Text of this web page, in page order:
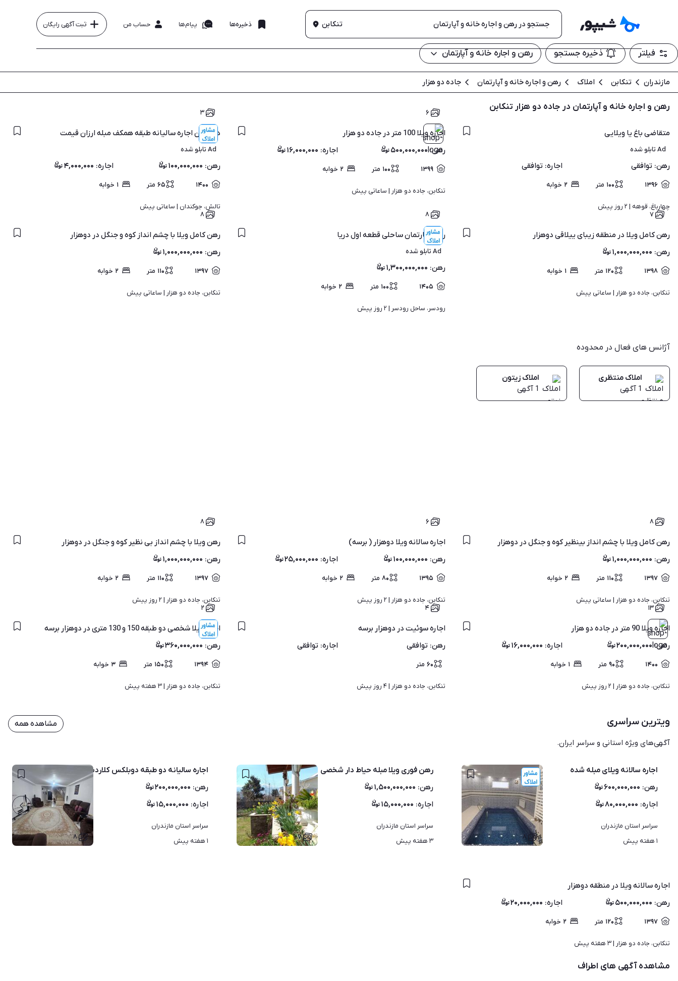
تنکابن ذخیره‌ها پیام‌ها حساب من ثبت آگهی رایگان
فیلتر ذخیره جستجو رهن و اجاره خانه و آپارتمان
مازندران تنکابن املاک رهن و اجاره خانه و آپارتمان جاده دو هزار
رهن و اجاره خانه و آپارتمان در جاده دو هزار تنکابن
متقاضی باغ یا ویلایی
Ad تابلو شده
رهن: توافقی اجاره: توافقی
۱۳۹۶ ۱۰۰ متر ۲ خوابه
چهارباغ، قوهه | ۲ روز پیش
۶
اجاره ویلا 100 متر در جاده دو هزار
رهن: ۵۰۰,۰۰۰,۰۰۰ اجاره: ۱۶,۰۰۰,۰۰۰
۱۳۹۹ ۱۰۰ متر ۲ خوابه
تنکابن، جاده دو هزار | ساعاتی پیش
۳
در گیلان اجاره سالیانه طبقه همکف مبله ارزان قیمت
Ad تابلو شده
رهن: ۱۰۰,۰۰۰,۰۰۰ اجاره: ۴,۰۰۰,۰۰۰
۱۴۰۰ ۶۵ متر ۱ خوابه
تالش، جوکندان | ساعاتی پیش
۷
رهن کامل ویلا در منطقه زیبای ییلاقی دوهزار
رهن: ۱,۰۰۰,۰۰۰,۰۰۰
۱۳۹۸ ۱۲۰ متر ۱ خوابه
تنکابن، جاده دو هزار | ساعاتی پیش
۸
رهن آپارتمان ساحلی قطعه اول دریا
Ad تابلو شده
رهن: ۱,۳۰۰,۰۰۰,۰۰۰
۱۴۰۵ ۱۰۰ متر ۲ خوابه
رودسر، ساحل رودسر | ۲ روز پیش
۸
رهن کامل ویلا با چشم انداز کوه و جنگل در دوهزار
رهن: ۱,۰۰۰,۰۰۰,۰۰۰
۱۳۹۷ ۱۱۰ متر ۲ خوابه
تنکابن، جاده دو هزار | ساعاتی پیش
آژانس های فعال در محدوده
املاک منتظری
1 آگهی
املاک زیتون
1 آگهی
۸
رهن کامل ویلا با چشم انداز بینظیر کوه و جنگل در دوهزار
رهن: ۱,۰۰۰,۰۰۰,۰۰۰
۱۳۹۷ ۱۱۰ متر ۲ خوابه
تنکابن، جاده دو هزار | ساعاتی پیش
۶
اجاره سالانه ویلا دوهزار ( برسه)
رهن: ۱۰۰,۰۰۰,۰۰۰ اجاره: ۲۵,۰۰۰,۰۰۰
۱۳۹۵ ۸۰ متر ۲ خوابه
تنکابن، جاده دو هزار | ۲ روز پیش
۸
رهن ویلا با چشم انداز بی نظیر کوه و جنگل در دوهزار
رهن: ۱,۰۰۰,۰۰۰,۰۰۰
۱۳۹۷ ۱۱۰ متر ۲ خوابه
تنکابن، جاده دو هزار | ۲ روز پیش
۱۳
اجاره ویلا 90 متر در جاده دو هزار
رهن: ۲۰۰,۰۰۰,۰۰۰ اجاره: ۱۶,۰۰۰,۰۰۰
۱۴۰۰ ۹۰ متر ۱ خوابه
تنکابن، جاده دو هزار | ۲ روز پیش
۴
اجاره سوئیت در دوهزار برسه
رهن: توافقی اجاره: توافقی
۶۰ متر
تنکابن، جاده دو هزار | ۴ روز پیش
۲
اجاره ویلا شخصی دو طبقه 150 و 130 متری در دوهزار برسه
رهن: ۳۶۰,۰۰۰,۰۰۰
۱۳۹۴ ۱۵۰ متر ۳ خوابه
تنکابن، جاده دو هزار | ۳ هفته پیش
ویترین سراسری
آگهی‌های ویژه استانی و سراسر ایران.
مشاهده همه
۸
اجاره سالانه ویلای مبله شده
رهن: ۶۰۰,۰۰۰,۰۰۰
اجاره: ۸۰,۰۰۰,۰۰۰
سراسر استان مازندران
۱ هفته پیش
۷
رهن فوری ویلا مبله حیاط دار شخصی
رهن: ۱,۵۰۰,۰۰۰,۰۰۰
اجاره: ۱۵,۰۰۰,۰۰۰
سراسر استان مازندران
۳ هفته پیش
۸
اجاره سالیانه دو طبقه دوبلکس کلاردشت گویتر
رهن: ۲۰۰,۰۰۰,۰۰۰
اجاره: ۱۵,۰۰۰,۰۰۰
سراسر استان مازندران
۱ هفته پیش
اجاره سالانه ویلا در منطقه دوهزار
رهن: ۵۰۰,۰۰۰,۰۰۰ اجاره: ۲۰,۰۰۰,۰۰۰
۱۳۹۷ ۱۲۰ متر ۲ خوابه
تنکابن، جاده دو هزار | ۳ هفته پیش
مشاهده آگهی های اطراف